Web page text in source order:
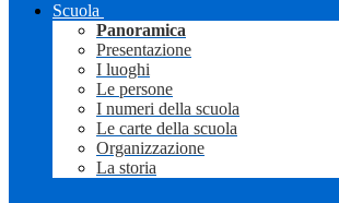
Scuola
Panoramica
Presentazione
I luoghi
Le persone
I numeri della scuola
Le carte della scuola
Organizzazione
La storia